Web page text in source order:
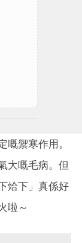
嘅禦寒作用。
大嘅毛病。但
烚下」真係好
啦～